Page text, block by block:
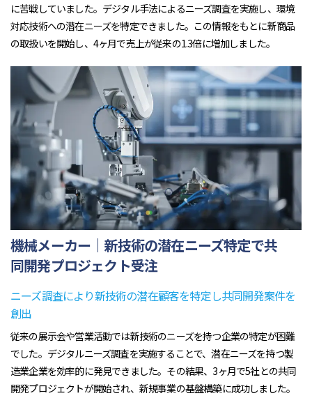
に苦戦していました。デジタル手法によるニーズ調査を実施し、環境
対応技術への潜在ニーズを特定できました。この情報をもとに新商品
の取扱いを開始し、4ヶ月で売上が従来の1.3倍に増加しました。
機械メーカー｜新技術の潜在ニーズ特定で共
同開発プロジェクト受注
ニーズ調査により新技術の潜在顧客を特定し共同開発案件を
創出
従来の展示会や営業活動では新技術のニーズを持つ企業の特定が困難
でした。デジタルニーズ調査を実施することで、潜在ニーズを持つ製
造業企業を効率的に発見できました。その結果、3ヶ月で5社との共同
開発プロジェクトが開始され、新規事業の基盤構築に成功しました。